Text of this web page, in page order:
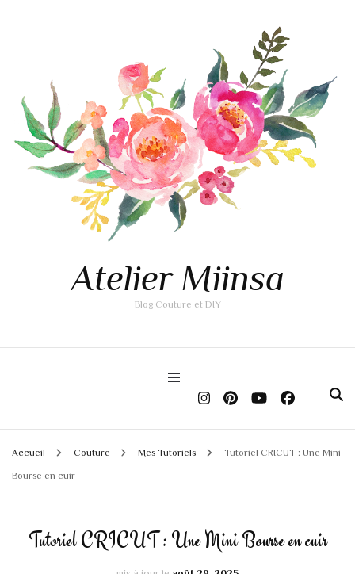
Atelier Miinsa
Blog Couture et DIY
Accueil Couture Mes Tutoriels Tutoriel CRICUT : Une Mini
Bourse en cuir
Tutoriel CRICUT : Une Mini Bourse en cuir